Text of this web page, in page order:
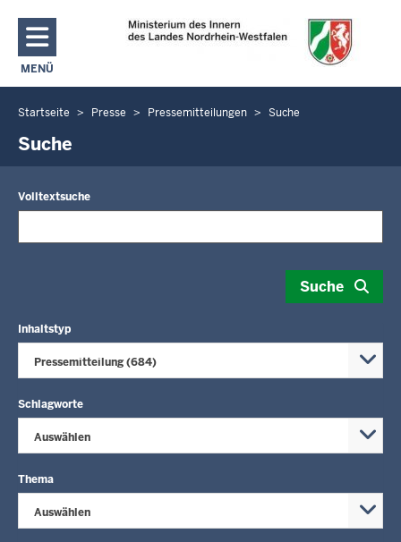
Direkt zum Inhalt
MENÜ
NAVIGATION AKTIVIEREN/DEAKTIVIEREN: MAIN MENU
Sie
befinden
Startseite Presse Pressemitteilungen Suche
Suche
Volltextsuche
Suche
Inhaltstyp
Pressemitteilung (684)
Schlagworte
Auswählen
Thema
Auswählen